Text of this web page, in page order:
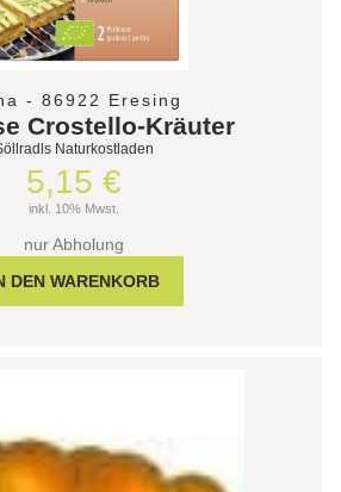
- 86922 Eresing
Crostello-Kräuter
Naturkostladen
5,15 €
inkl. 10% Mwst.
nur Abholung